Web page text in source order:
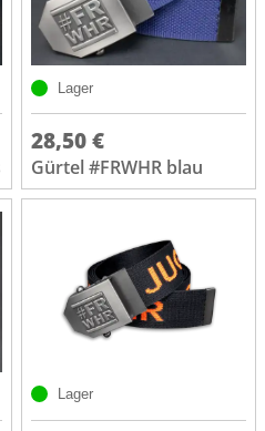
Lager
28,50 €
Gürtel #FRWHR blau
Lager